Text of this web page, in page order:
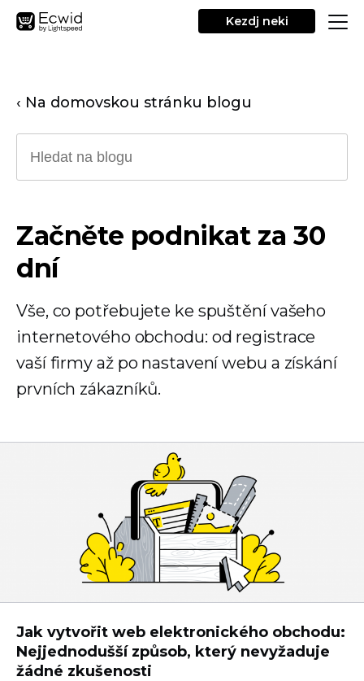
Kezdj neki
‹ Na domovskou stránku blogu
Začněte podnikat za 30
dní
Vše, co potřebujete ke spuštění vašeho
internetového obchodu: od registrace
vaší firmy až po nastavení webu a získání
prvních zákazníků.
Jak vytvořit web elektronického obchodu:
Nejjednodušší způsob, který nevyžaduje
žádné zkušenosti